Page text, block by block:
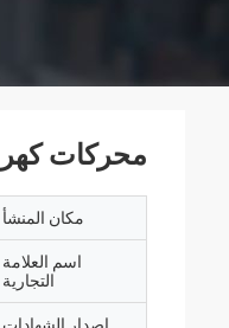
محركات
مكان المنشأ
اسم العلامة
التجارية